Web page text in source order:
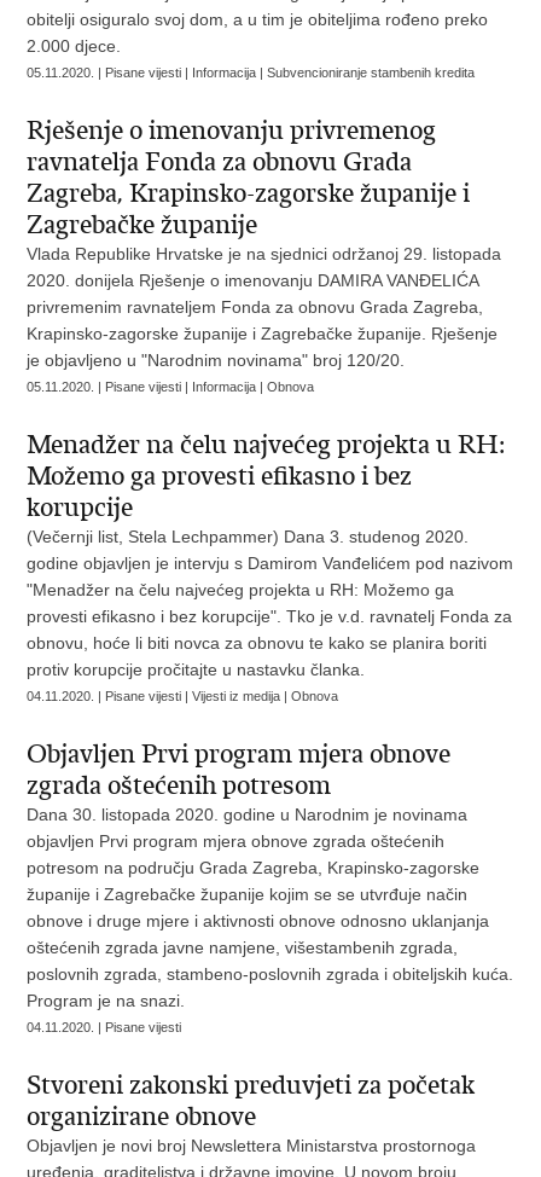
obitelji osiguralo svoj dom, a u tim je obiteljima rođeno preko
2.000 djece.
05.11.2020. | Pisane vijesti | Informacija | Subvencioniranje stambenih kredita
Rješenje o imenovanju privremenog
ravnatelja Fonda za obnovu Grada
Zagreba, Krapinsko-zagorske županije i
Zagrebačke županije
Vlada Republike Hrvatske je na sjednici održanoj 29. listopada
2020. donijela Rješenje o imenovanju DAMIRA VANĐELIĆA
privremenim ravnateljem Fonda za obnovu Grada Zagreba,
Krapinsko-zagorske županije i Zagrebačke županije. Rješenje
je objavljeno u "Narodnim novinama" broj 120/20.
05.11.2020. | Pisane vijesti | Informacija | Obnova
Menadžer na čelu najvećeg projekta u RH:
Možemo ga provesti efikasno i bez
korupcije
(Večernji list, Stela Lechpammer) Dana 3. studenog 2020.
godine objavljen je intervju s Damirom Vanđelićem pod nazivom
"Menadžer na čelu najvećeg projekta u RH: Možemo ga
provesti efikasno i bez korupcije". Tko je v.d. ravnatelj Fonda za
obnovu, hoće li biti novca za obnovu te kako se planira boriti
protiv korupcije pročitajte u nastavku članka.
04.11.2020. | Pisane vijesti | Vijesti iz medija | Obnova
Objavljen Prvi program mjera obnove
zgrada oštećenih potresom
Dana 30. listopada 2020. godine u Narodnim je novinama
objavljen Prvi program mjera obnove zgrada oštećenih
potresom na području Grada Zagreba, Krapinsko-zagorske
županije i Zagrebačke županije kojim se se utvrđuje način
obnove i druge mjere i aktivnosti obnove odnosno uklanjanja
oštećenih zgrada javne namjene, višestambenih zgrada,
poslovnih zgrada, stambeno-poslovnih zgrada i obiteljskih kuća.
Program je na snazi.
04.11.2020. | Pisane vijesti
Stvoreni zakonski preduvjeti za početak
organizirane obnove
Objavljen je novi broj Newslettera Ministarstva prostornoga
uređenja, graditeljstva i državne imovine. U novom broju